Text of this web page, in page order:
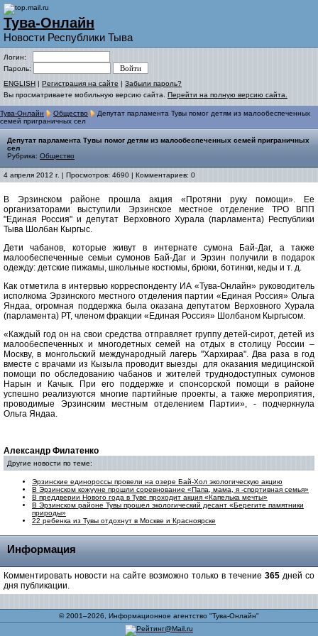
Тува-Онлайн
Новости Республики Тыва
Логин:
Пароль:
ENGLISH | Регистрация на сайте | Забыли пароль?
Вы просматриваете мобильную версию сайта. Перейти на полную версию сайта.
Тува-Онлайн Общество
Депутат парламента Тувы помог детям из малообеспеченных
семей приграничных сел
Депутат парламента Тувы помог детям из малообеспеченных семей приграничных
сел
Рубрика: Общество
4 апреля 2012 г. | Просмотров: 4690 | Комментариев: 0
В Эрзинском районе прошла акция «Протяни руку помощи». Ее
организаторами выступили Эрзинское местное отделение ТРО ВПП
"Единая Россия" и депутат Верховного Хурала (парламента) Республики
Тыва Шолбан Кыргыс.
Дети чабанов, которые живут в интернате сумона Бай-Даг, а также
малообеспеченные семьи сумонов Бай-Даг и Эрзин получили в подарок
одежду: детские пижамы, школьные костюмы, брюки, ботинки, кеды и т. д.
Как отметила в интервью корреспонденту ИА «Тува-Онлайн» руководитель
исполкома Эрзинского местного отделения партии «Единая Россия» Ольга
Яндаа, огромная поддержка была оказана депутатом Верховного Хурала
(парламента) РТ, членом фракции «Единая Россия» Шолбаном Кыргысом.
«Каждый год он на свои средства отправляет группу детей-сирот, детей из
малообеспеченных и многодетных семей на отдых в столицу России –
Москву, в монгольский международный лагерь "Хархираа". Два раза в год
вместе с врачами из Кызыла проводит выезды для оказания медицинской
помощи по обследованию чабанов и жителей труднодоступных сумонов
Нарын и Качык. При его поддержке и спонсорской помощи в районе
успешно реализуются многие партийные проекты, а также мероприятия,
проводимые Эрзинским местным отделением Партии», - подчеркнула
Ольга Яндаа.
Александр Филатенко
Другие новости по теме:
Эрзинские единороссы провели на озере Бай-Хол экологическую акцию
В Эрзинском кожууне прошли соревнование «Папа, мама, я -спортивная семья»
В преддверии Нового года в Туве проходит акция «Капелька мечты»
В Эрзинском районе Тувы прошел экологический десант «Берегите памятники
природы»
22 ребенка из Тувы отдохнут в Москве и Красноярске
Информация
Комментировать новости на сайте возможно только в течение 365 дней со
дня публикации.
© 2001–2026, Информационное агентство "Тува-Онлайн"